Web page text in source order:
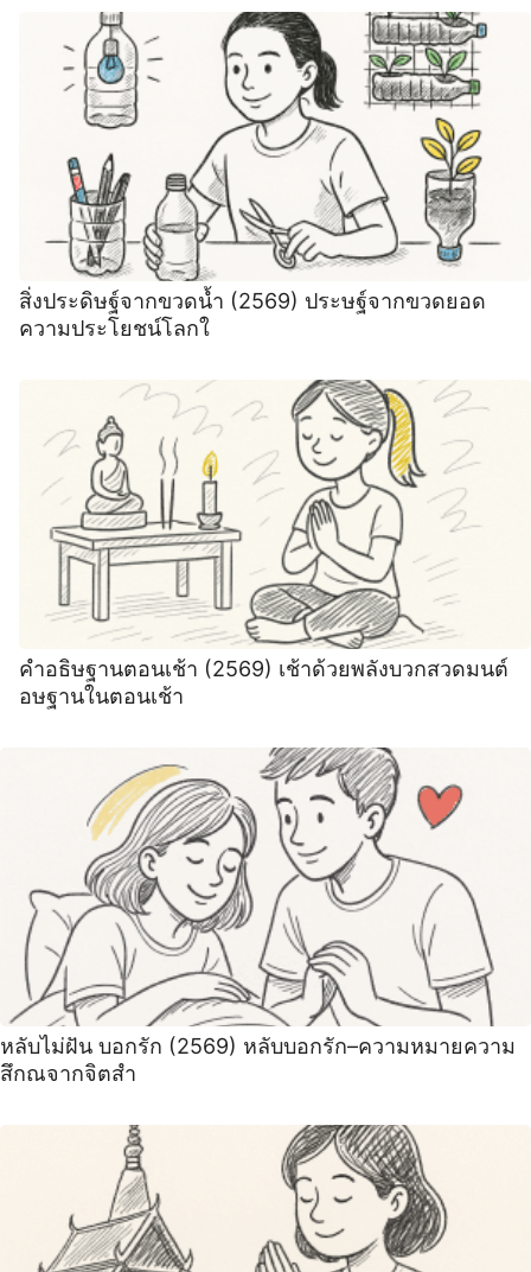
สิ่งประดิษฐ์จากขวดน้ำ (2569) ประษฐ์จากขวดยอด
ความประโยชน์โลกใ
คำอธิษฐานตอนเช้า (2569) เช้าด้วยพลังบวกสวดมนต์
อษฐานในตอนเช้า
หลับไม่ฝัน บอกรัก (2569) หลับบอกรัก–ความหมายความ
สึกณจากจิตสำ